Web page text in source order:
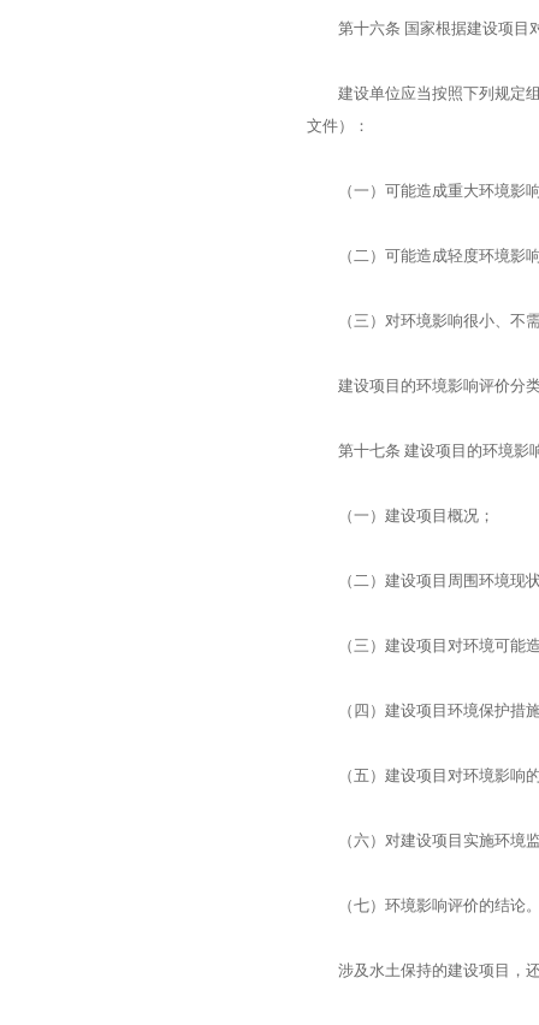
第十六条 国家根据建设项目
建设单位应当按照下列规定组
文件）：
（一）可能造成重大环境影响
（二）可能造成轻度环境影响
（三）对环境影响很小、不需
建设项目的环境影响评价分类
第十七条 建设项目的环境影
（一）建设项目概况；
（二）建设项目周围环境现
（三）建设项目对环境可能
（四）建设项目环境保护措
（五）建设项目对环境影响
（六）对建设项目实施环境
（七）环境影响评价的结论
涉及水土保持的建设项目，还